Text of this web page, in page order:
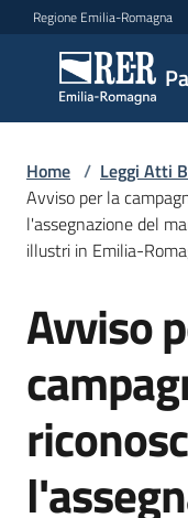
Vai al contenuto
Vai alla navigazione
Vai al footer
Regione Emilia-Romagna
Argomenti
Servizi
Leggi
Atti
Bandi
Menu selezionato
Home / Leggi Atti
Avviso per la
l'assegnazione del
illustri in Emilia-
Salta al contenuto
Avviso